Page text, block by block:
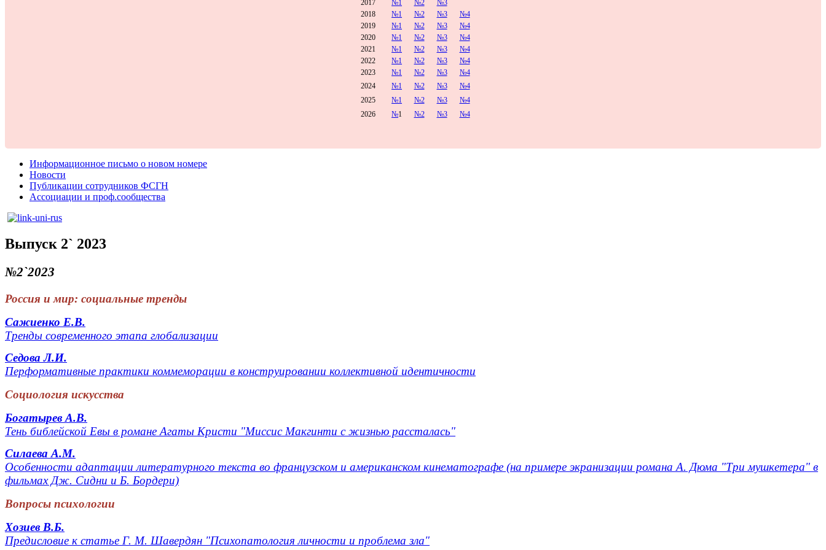
2017
№1 №2
№3
2018
№1 №2 №3
№4
2019
№1 №2 №3
№4
2020
№1 №2 №3
№4
2021
№1 №2 №3
№4
2022
№1 №2 №3
№4
2023
№1 №2 №3
№4
2024
№1 №2 №3
№4
2025
№1 №2 №3
№4
2026
№1 №2 №3 №4
Информационное письмо о новом номере
Новости
Публикации сотрудников ФСГН
Ассоциации и проф.сообщества
Выпуск 2` 2023
№2`2023
Россия и мир: социальные тренды
Сажиенко Е.В.
Тренды современного этапа глобализации
Седова Л.И.
Перформативные практики коммеморации в конструировании коллективной идентичности
Социология искусства
Богатырев А.В.
Тень библейской Евы в романе Агаты Кристи "Миссис Макгинти с жизнью рассталась"
Силаева А.М.
Особенности адаптации литературного текста во французском и американском кинематографе (на примере экранизации романа А. Дюма "Три мушкетера" в
фильмах Дж. Сидни и Б. Бордери)
Вопросы психологии
Хозиев В.Б.
Предисловие к статье Г. М. Шавердян "Психопатология личности и проблема зла"